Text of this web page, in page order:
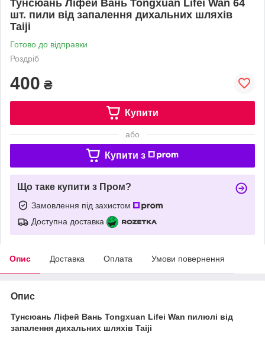
Тунсюань Ліфей Вань Tongxuan Lifei Wan 64
шт. пили від запалення дихальних шляхів
Taiji
Готово до відправки
Роздріб
400 ₴
Купити
або
Купити з
Що таке купити з Пром?
Замовлення під захистом
Доступна доставка
Опис Доставка Оплата Умови повернення
Опис
Тунсюань Ліфей Вань Tongxuan Lifei Wan пилюлі від
запалення дихальних шляхів Taiji